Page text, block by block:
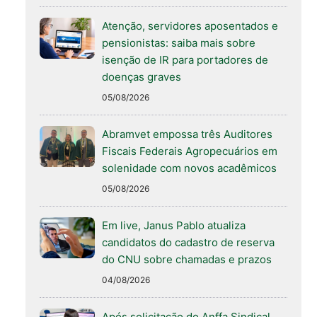
Atenção, servidores aposentados e
pensionistas: saiba mais sobre
isenção de IR para portadores de
doenças graves
05/08/2026
Abramvet empossa três Auditores
Fiscais Federais Agropecuários em
solenidade com novos acadêmicos
05/08/2026
Em live, Janus Pablo atualiza
candidatos do cadastro de reserva
do CNU sobre chamadas e prazos
04/08/2026